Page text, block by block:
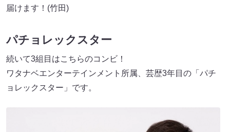
届けます！(竹田)
パチョレックスター
続いて3組目はこちらのコンビ！
ワタナベエンターテインメント所属、芸歴3年目の「パチ
ョレックスター」です。